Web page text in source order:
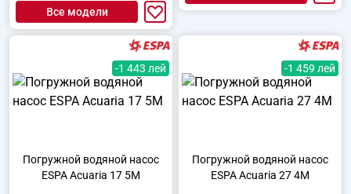
Все модели
-1 443 лей
Погружной водяной насос
ESPA Acuaria 17 5M
-1 459 лей
Погружной водяной насос
ESPA Acuaria 27 4M